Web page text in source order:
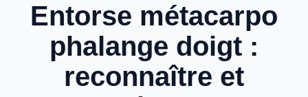
Entorse métacarpo
phalange doigt :
reconnaître et